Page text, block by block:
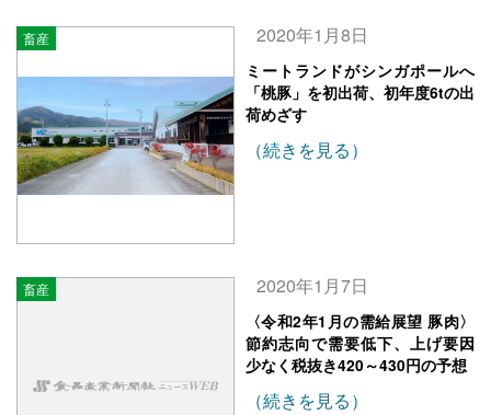
畜産 2020年1月8日
ミートランドがシンガポールへ
「桃豚」を初出荷、初年度6tの出
荷めざす
（続きを見る）
畜産 2020年1月7日
〈令和2年1月の需給展望 豚肉〉
節約志向で需要低下、上げ要因
少なく税抜き420～430円の予想
（続きを見る）